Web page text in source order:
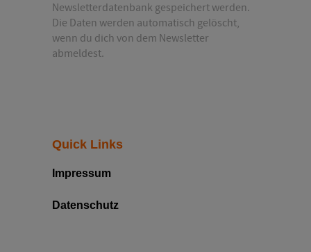
Newsletterdatenbank gespeichert werden.
Die Daten werden automatisch gelöscht,
wenn du dich von dem Newsletter
abmeldest.
Quick Links
Impressum
Datenschutz